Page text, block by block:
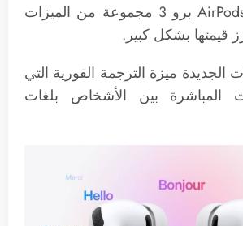
تتضمن سماعة AirPods برو 3 مجموعة من الميزات
قيمتها بشكل كبير.
ميزة الترجمة الفورية التي
المباشرة بين الأشخاص بلغات